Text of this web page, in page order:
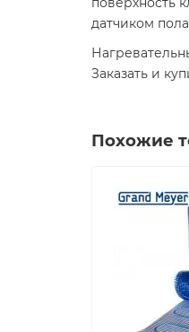
датчиком
Заказать и
Похожие